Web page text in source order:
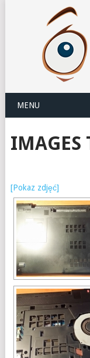
MENU
IMAGES
[Pokaz zdjęć]